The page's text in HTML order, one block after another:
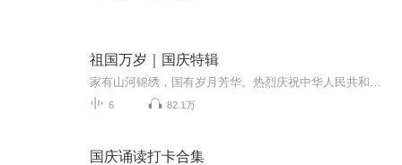
祖国万岁｜国庆特辑
6 82.1万
国庆诵读打卡合集